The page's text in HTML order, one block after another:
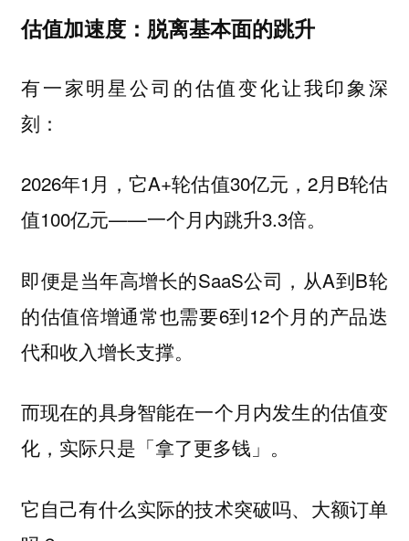
估值加速度：脱离基本面的跳升
有一家明星公司的估值变化让我印象深
刻：
2026年1月，它A+轮估值30亿元，2月B轮估
值100亿元——一个月内跳升3.3倍。
即便是当年高增长的SaaS公司，从A到B轮
的估值倍增通常也需要6到12个月的产品迭
代和收入增长支撑。
而现在的具身智能在一个月内发生的估值变
化，实际只是「拿了更多钱」。
它自己有什么实际的技术突破吗、大额订单